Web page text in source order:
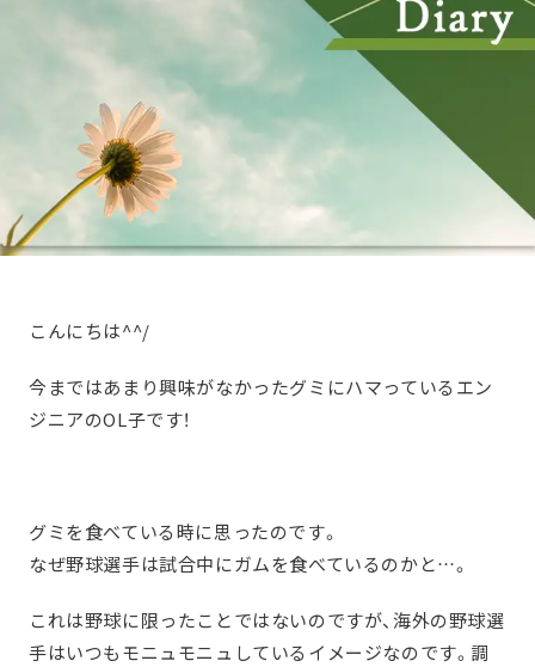
こんにちは^^/
今まではあまり興味がなかったグミにハマっているエン
ジニアのOL子です！
グミを食べている時に思ったのです。
なぜ野球選手は試合中にガムを食べているのかと…。
これは野球に限ったことではないのですが、海外の野球選
手はいつもモニュモニュしているイメージなのです。調